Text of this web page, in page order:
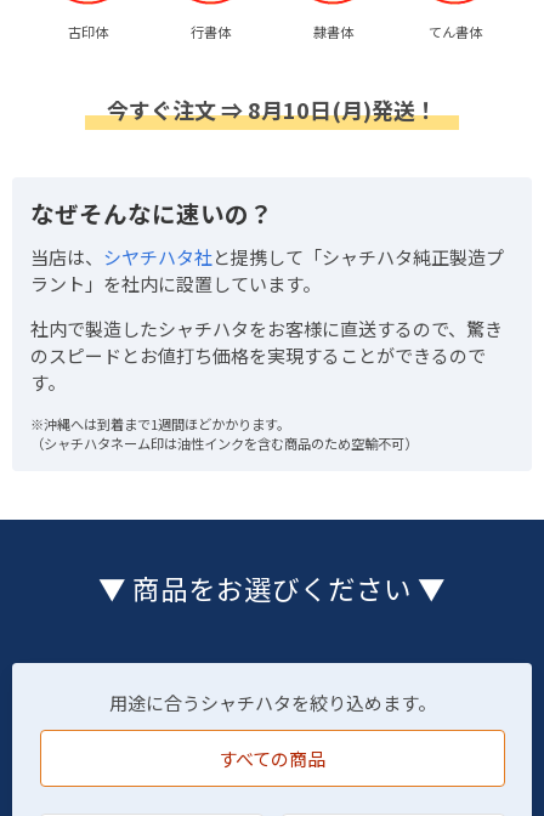
古印体 行書体 隷書体 てん書体
今すぐ注文 ⇒ 8月10日(月)発送！
なぜそんなに速いの？
当店は、 シヤチハタ社と提携して「シャチハタ純正製造プ
ラント」を社内に設置しています。
社内で製造したシャチハタをお客様に直送するので、驚き
のスピードとお値打ち価格を実現することができるので
す。
※沖縄へは到着まで1週間ほどかかります。
（シャチハタネーム印は油性インクを含む商品のため空輸不可）
▼ 商品をお選びください ▼
用途に合うシャチハタを絞り込めます。
すべての商品